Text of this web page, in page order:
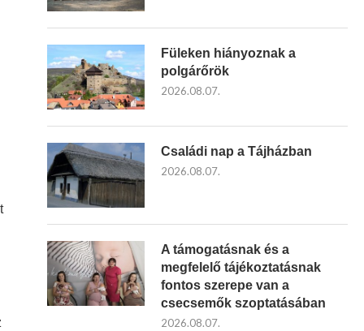
Füleken hiányoznak a
polgárőrök
2026.08.07.
Családi nap a Tájházban
2026.08.07.
A támogatásnak és a
megfelelő tájékoztatásnak
fontos szerepe van a
csecsemők szoptatásában
2026.08.07.